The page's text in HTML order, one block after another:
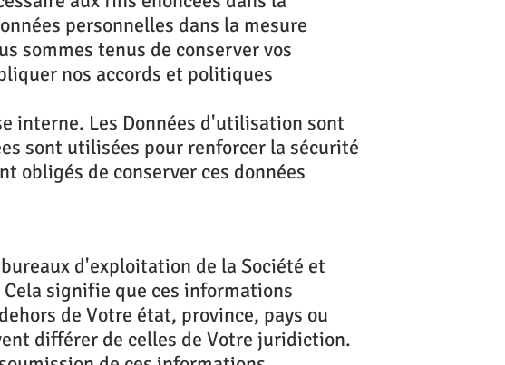
personnelles dans la mesure
sommes tenus de conserver vos
nos accords et politiques
interne. Les Données d'utilisation sont
sont utilisées pour renforcer la sécurité
obligés de conserver ces données
d'exploitation de la Société et
signifie que ces informations
de Votre état, province, pays ou
différer de celles de Votre juridiction.